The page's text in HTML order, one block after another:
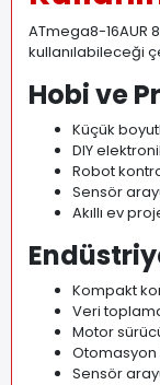
ATmega8-16AUR
kullanılabileceği
Hobi ve
Küçük
DIY
Robot
Sensör
Akıllı ev
Kompakt
Veri
Motor
Sensör